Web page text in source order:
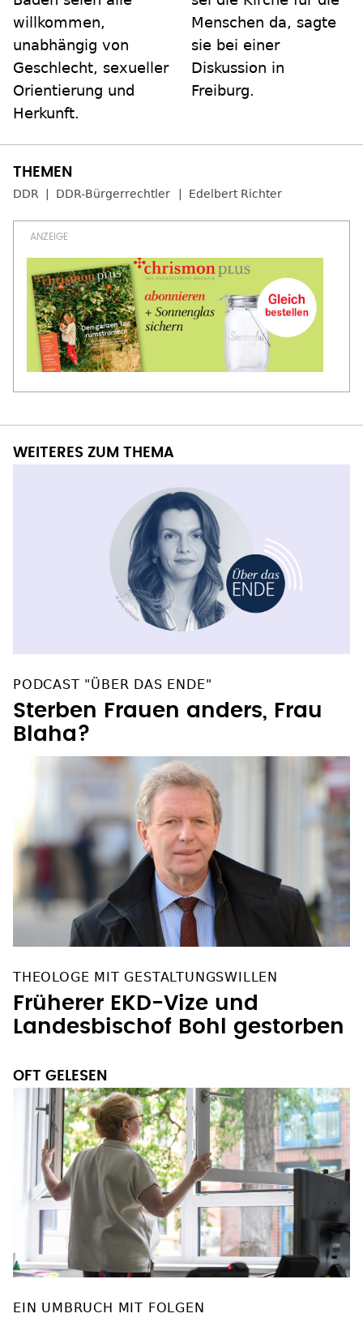
willkommen,
unabhängig von
Geschlecht, sexueller
Orientierung und
Herkunft.
Menschen da, sagte
sie bei einer
Diskussion in
Freiburg.
DDR DDR-Bürgerrechtler Edelbert Richter
WEITERES ZUM THEMA
PODCAST "ÜBER DAS ENDE"
Sterben Frauen anders, Frau
Blaha?
THEOLOGE MIT GESTALTUNGSWILLEN
Früherer EKD-Vize und
Landesbischof Bohl gestorben
OFT GELESEN
EIN UMBRUCH MIT FOLGEN